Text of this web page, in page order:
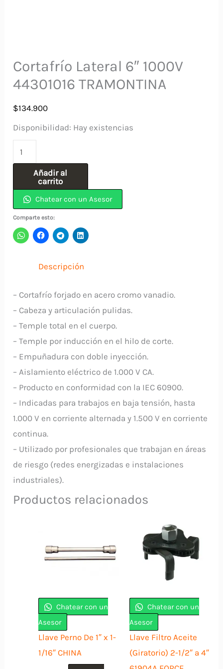
Cortafrío Lateral 6″ 1000V
44301016 TRAMONTINA
$134.900
Disponibilidad: Hay existencias
Lateral
1000V
44301016
TRAMONTINA
cantidad
Añadir al
carrito
Chatear con un Asesor
Comparte esto:
Descripción
– Cortafrío forjado en acero cromo vanadio.
– Cabeza y articulación pulidas.
– Temple total en el cuerpo.
– Temple por inducción en el hilo de corte.
– Empuñadura con doble inyección.
– Aislamiento eléctrico de 1.000 V CA.
– Producto en conformidad con la IEC 60900.
– Indicadas para trabajos en baja tensión, hasta
1.000 V en corriente alternada y 1.500 V en corriente
continua.
– Utilizado por profesionales que trabajan en áreas
de riesgo (redes energizadas e instalaciones
industriales).
Productos relacionados
Chatear con un
Asesor
Llave Perno De 1″ x 1-
1/16″ CHINA
Chatear con un
Asesor
Llave Filtro Aceite
(Giratorio) 2-1/2″ a 4″